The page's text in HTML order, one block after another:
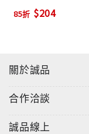
85折 $204
關於誠品
合作洽談
誠品線上